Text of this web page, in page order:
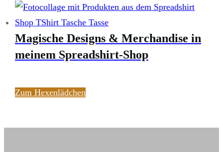
Magische Designs & Merchandise in
meinem Spreadshirt-Shop
Zum Hexenlädchen